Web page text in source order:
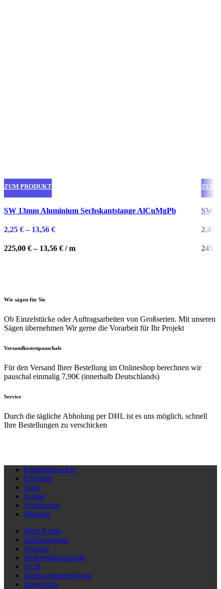
ZUM PRODUKT
Produkt
mehrere
Varianten
auf
Produktseite
gewählt
SW 13mm Aluminium Sechskantstange AlCuMgPb
2,25 €– 13,56 €
225,00 €– 13,56 € /m
ZUM
SW
2,45
Wir sägen für Sie
Ob Einzelstücke oder Auftragsarbeiten von Großserien. Mit unseren
Sägen übernehmen Wir gerne die Vorarbeit für Ihr Projekt
Versandkostenpauschale
Für den Versand Ihrer Bestellung im Onlineshop berechnen wir
pauschal einmalig 7,90€ (innerhalb Deutschlands)
Service
Durch die tägliche Abholung per DHL ist es uns möglich, schnell
Ihre Bestellungen zu verschicken
Produktübersicht
Edelstahl
Stahl
Kupfer
Aluminium
Messing
Mein Konto
Zahlungsarten
Versand
Widerrufsbelehrung
AGB
Datenschutzerklärung
Impressum